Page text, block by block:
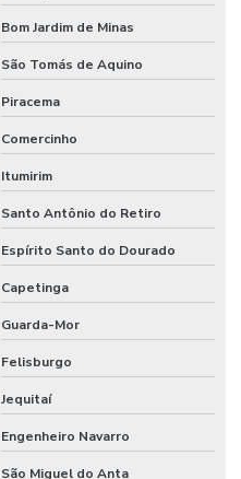
Bom Jardim de Minas
São Tomás de Aquino
Piracema
Comercinho
Itumirim
Santo Antônio do Retiro
Espírito Santo do Dourado
Capetinga
Guarda-Mor
Felisburgo
Jequitaí
Engenheiro Navarro
São Miguel do Anta